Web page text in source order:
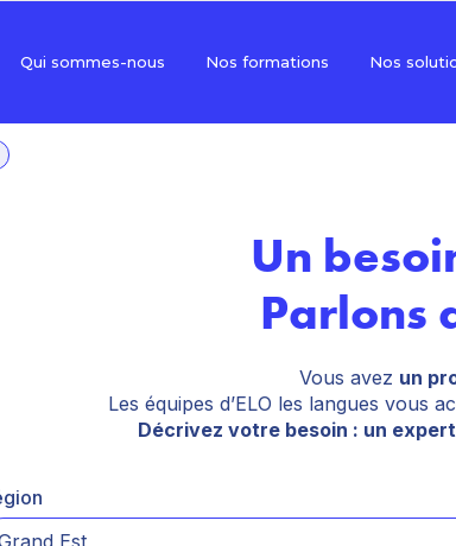
Qui sommes-nous Nos formations Nos
Un
Parlons
Vous avez un
Les équipes d’ELO les langues vous
Décrivez votre besoin : un